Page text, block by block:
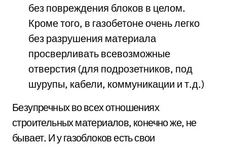
без повреждения блоков в целом.
Кроме того, в газобетоне очень легко
без разрушения материала
просверливать всевозможные
отверстия (для подрозетников, под
шурупы, кабели, коммуникации и т.д.)
Безупречных во всех отношениях
строительных материалов, конечно же, не
бывает. И у газоблоков есть свои